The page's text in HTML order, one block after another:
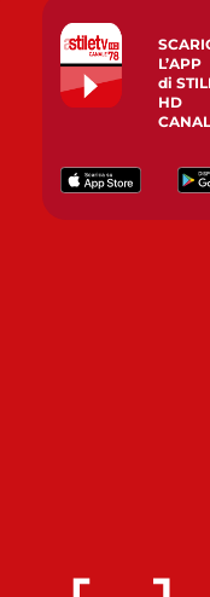
L’APP
di
HD